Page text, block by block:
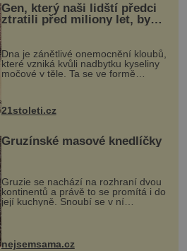
Gen, který naši lidští předci
ztratili před miliony let, by
mohl pomoci s léčbou
„nemoci králů“
Dna je zánětlivé onemocnění kloubů,
které vzniká kvůli nadbytku kyseliny
močové v těle. Ta se ve formě
nohou, a způsobuje bole...
21stoleti.cz
Gruzínské masové knedlíčky
Gruzie se nachází na rozhraní dvou
kontinentů a právě to se promítá i do
její kuchyně. Snoubí se v ní
evropské a asijské chutě a díky tomu
vznikají rozmanité a chuťově bohaté
pokrmy, které rozhodně st...
nejsemsama.cz